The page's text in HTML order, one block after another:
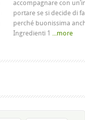
accompagnare con
portare se si decide di
perché buonissima
Ingredienti 1 ...more